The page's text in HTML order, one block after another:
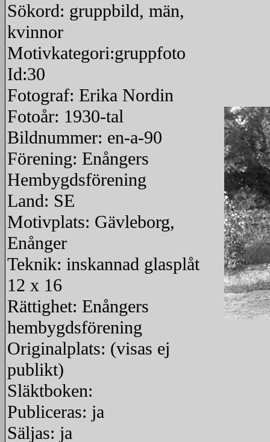
Sökord: gruppbild, män,
kvinnor
Motivkategori:gruppfoto
Id:30
Fotograf: Erika Nordin
Fotoår: 1930-tal
Bildnummer: en-a-90
Förening: Enångers
Hembygdsförening
Land: SE
Motivplats: Gävleborg,
Enånger
Teknik: inskannad glasplåt
12 x 16
Rättighet: Enångers
hembygdsförening
Originalplats: (visas ej
publikt)
Släktboken:
Publiceras: ja
Säljas: ja